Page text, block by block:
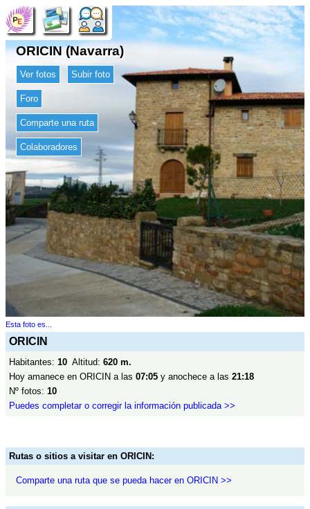
ORICIN (Navarra)
Ver fotos Subir foto
Foro
Comparte una ruta
Colaboradores
Esta foto es...
ORICIN
Habitantes: 10 Altitud: 620 m.
Hoy amanece en ORICIN a las 07:05 y anochece a las 21:18
Nº fotos: 10
Puedes completar o corregir la información publicada >>
Rutas o sitios a visitar en ORICIN:
Comparte una ruta que se pueda hacer en ORICIN >>